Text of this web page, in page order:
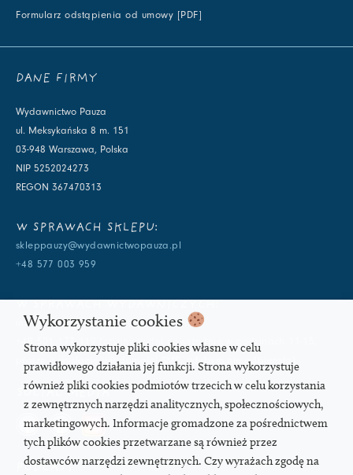
Formularz odstąpienia od umowy [PDF]
DANE FIRMY
Wydawnictwo Pauza
ul. Meksykańska 8 m. 151
03-948 Warszawa, Polska
NIP 5252024273
REGON 367470313
W SPRAWACH SKLEPU:
skleppauzy@wydawnictwopauza.pl
+48 577 003 959
info@wydawnictwopauza.pl
+48 501 177 119 (czynny w dni powszednie w godzinach 11-15,
proszę o wysłanie wiadomości SMS, gdybym nie odbierała)
SOCIAL MEDIA
PODCAST
Wykorzystanie cookies
Strona wykorzystuje pliki cookies własne w celu
prawidłowego działania jej funkcji. Strona wykorzystuje
również pliki cookies podmiotów trzecich w celu korzystania
z zewnętrznych narzędzi analitycznych, społecznościowych,
marketingowych. Informacje gromadzone za pośrednictwem
tych plików cookies przetwarzane są również przez
dostawców narzędzi zewnętrznych. Czy wyrażach zgodę na